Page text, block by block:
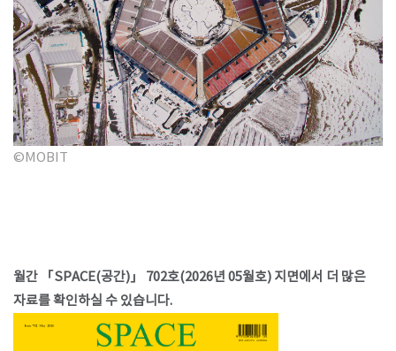
©MOBIT
월간 「SPACE(공간)」 702호(2026년 05월호) 지면에서 더 많은
자료를 확인하실 수 있습니다.